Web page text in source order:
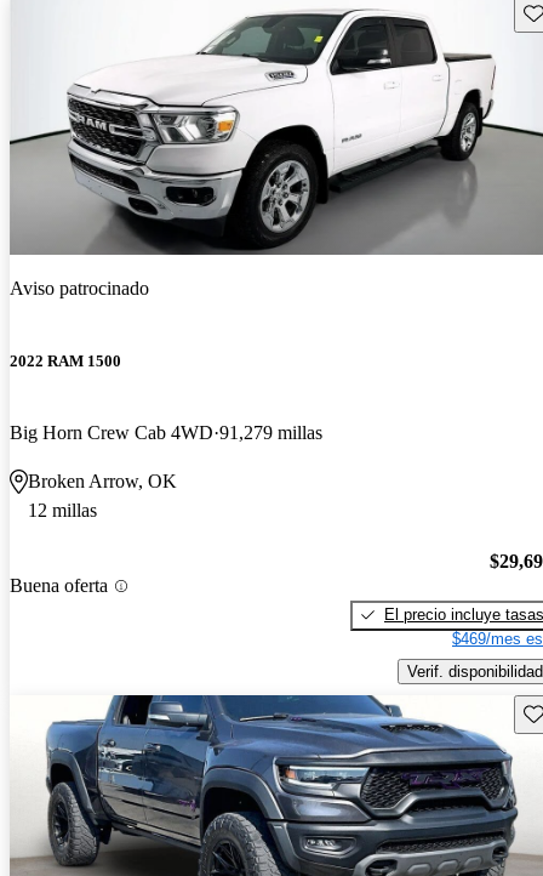
Aviso patrocinado
2022 RAM 1500
Big Horn Crew Cab 4WD 91,279 millas
Broken Arrow, OK
12 millas
Buena oferta
El precio incluye tasas
$469/mes
Verif. disponibilidad